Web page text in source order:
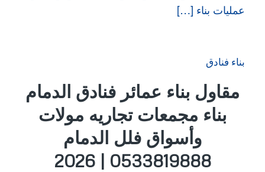
عمليات بناء […]
بناء فنادق
مقاول بناء عمائر فنادق الدمام
بناء مجمعات تجاريه مولات
وأسواق فلل الدمام
0533819888 | 2026